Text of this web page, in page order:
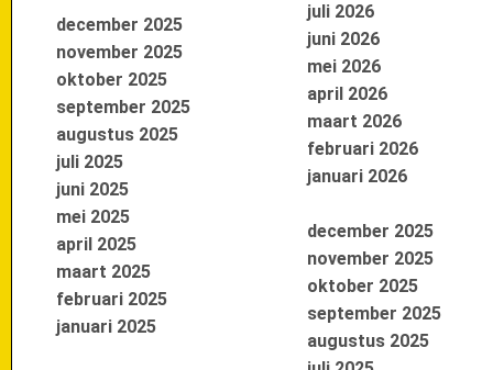
december 2025
november 2025
oktober 2025
september 2025
augustus 2025
juli 2025
juni 2025
mei 2025
april 2025
maart 2025
februari 2025
januari 2025
juli 2026
juni 2026
mei 2026
april 2026
maart 2026
februari 2026
januari 2026
december 2025
november 2025
oktober 2025
september 2025
augustus 2025